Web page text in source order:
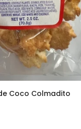
Coco Colmadito